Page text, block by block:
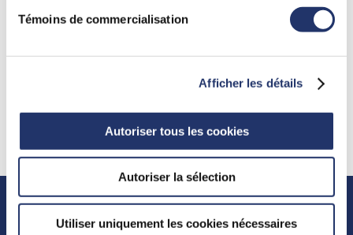
Témoins de commercialisation
Afficher les détails
Autoriser tous les cookies
Autoriser la sélection
Utiliser uniquement les cookies nécessaires